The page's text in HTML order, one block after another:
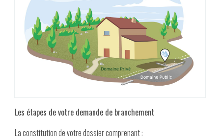
Les étapes de votre demande de branchement
La constitution de votre dossier comprenant :